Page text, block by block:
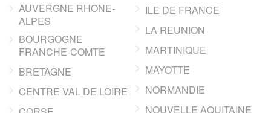
AUVERGNE RHONE-
ALPES
BOURGOGNE
FRANCHE-COMTE
BRETAGNE
CENTRE VAL DE LOIRE
ILE DE FRANCE
LA REUNION
MARTINIQUE
MAYOTTE
NORMANDIE
NOUVELLE AQUITAINE